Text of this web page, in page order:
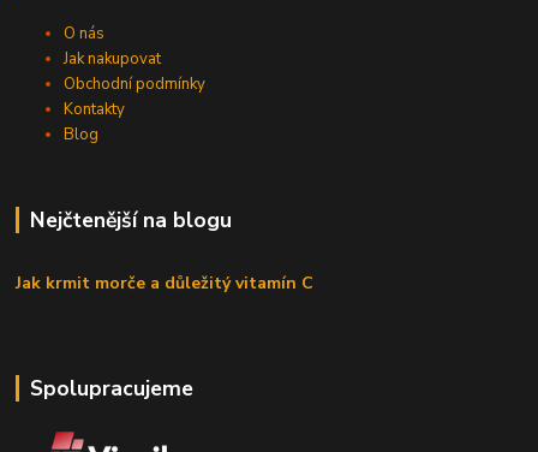
O nás
Jak nakupovat
Obchodní podmínky
Kontakty
Blog
Nejčtenější na blogu
Jak krmit morče a důležitý vitamín C
Spolupracujeme